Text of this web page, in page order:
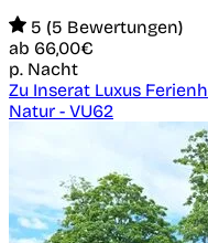
5 (5 Bewertungen)
ab 66,00€
p. Nacht
Zu Inserat Luxus
Natur - VU62